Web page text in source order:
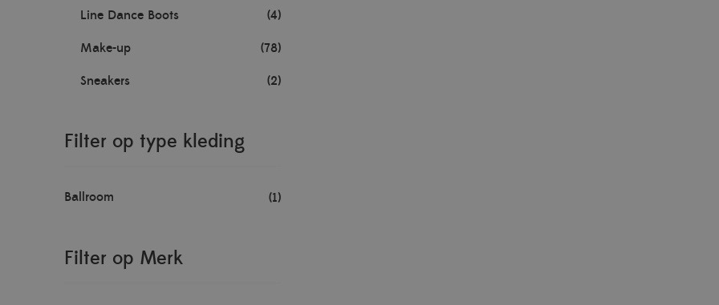
Line Dance Boots (4)
Make-up (78)
Sneakers (2)
Filter op type kleding
Ballroom (1)
Filter op Merk